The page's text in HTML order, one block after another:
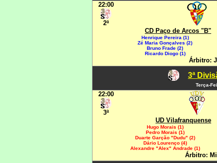
22:00
2ª
CD Paço de Arcos "B"
Henrique Pereira (1)
Zé Maria Gonçalves (2)
Bruno Frade (2)
Ricardo Diogo (1)
Árbitro:
3ª
Terça-
22:00
3ª
UD Vilafranquense
Hugo Morais (1)
Pedro Morais (1)
Duarte Garção "Dudu" (2)
Dário Lourenço (4)
Alexandre "Alex" Andrade (1)
Árbitro: